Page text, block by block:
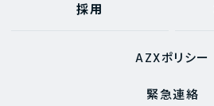
採用
AZXポリシー
緊急連絡